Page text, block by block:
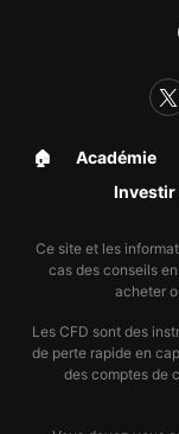
🏠︎ Académie
Investir
Ce site et les
cas des conseils
acheter
Les CFD sont des
de perte rapide en
des comptes de